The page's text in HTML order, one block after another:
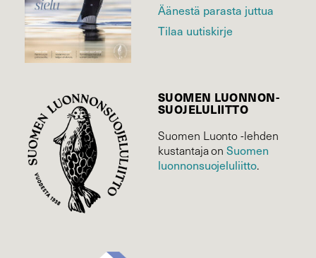
Äänestä parasta juttua
Tilaa uutiskirje
SUOMEN LUONNON­
SUOJELU­LIITTO
Suomen Luonto -lehden
kustantaja onSuomen
luonnonsuojelu­liitto.